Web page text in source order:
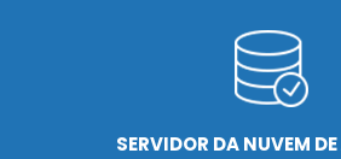
SERVIDOR DA NUVEM